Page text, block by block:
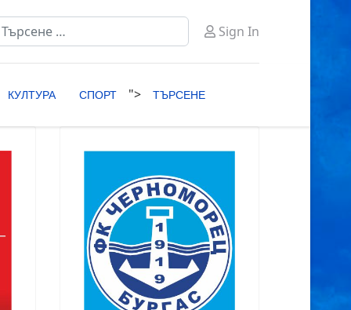
Sign In
КУЛТУРА СПОРТ "> ТЪРСЕНЕ